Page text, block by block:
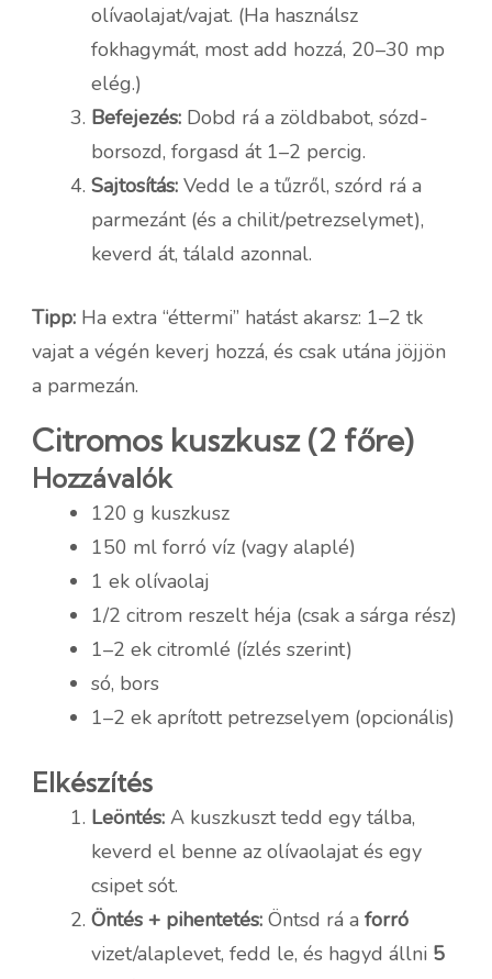
olívaolajat/vajat. (Ha használsz
fokhagymát, most add hozzá, 20–30 mp
elég.)
Befejezés: Dobd rá a zöldbabot, sózd-
borsozd, forgasd át 1–2 percig.
Sajtosítás: Vedd le a tűzről, szórd rá a
parmezánt (és a chilit/petrezselymet),
keverd át, tálald azonnal.
Tipp: Ha extra “éttermi” hatást akarsz: 1–2 tk
vajat a végén keverj hozzá, és csak utána jöjjön
a parmezán.
Citromos kuszkusz (2 főre)
Hozzávalók
120 g kuszkusz
150 ml forró víz (vagy alaplé)
1 ek olívaolaj
1/2 citrom reszelt héja (csak a sárga rész)
1–2 ek citromlé (ízlés szerint)
só, bors
1–2 ek aprított petrezselyem (opcionális)
Elkészítés
Leöntés: A kuszkuszt tedd egy tálba,
keverd el benne az olívaolajat és egy
csipet sót.
Öntés + pihentetés: Öntsd rá a forró
vizet/alaplevet, fedd le, és hagyd állni 5